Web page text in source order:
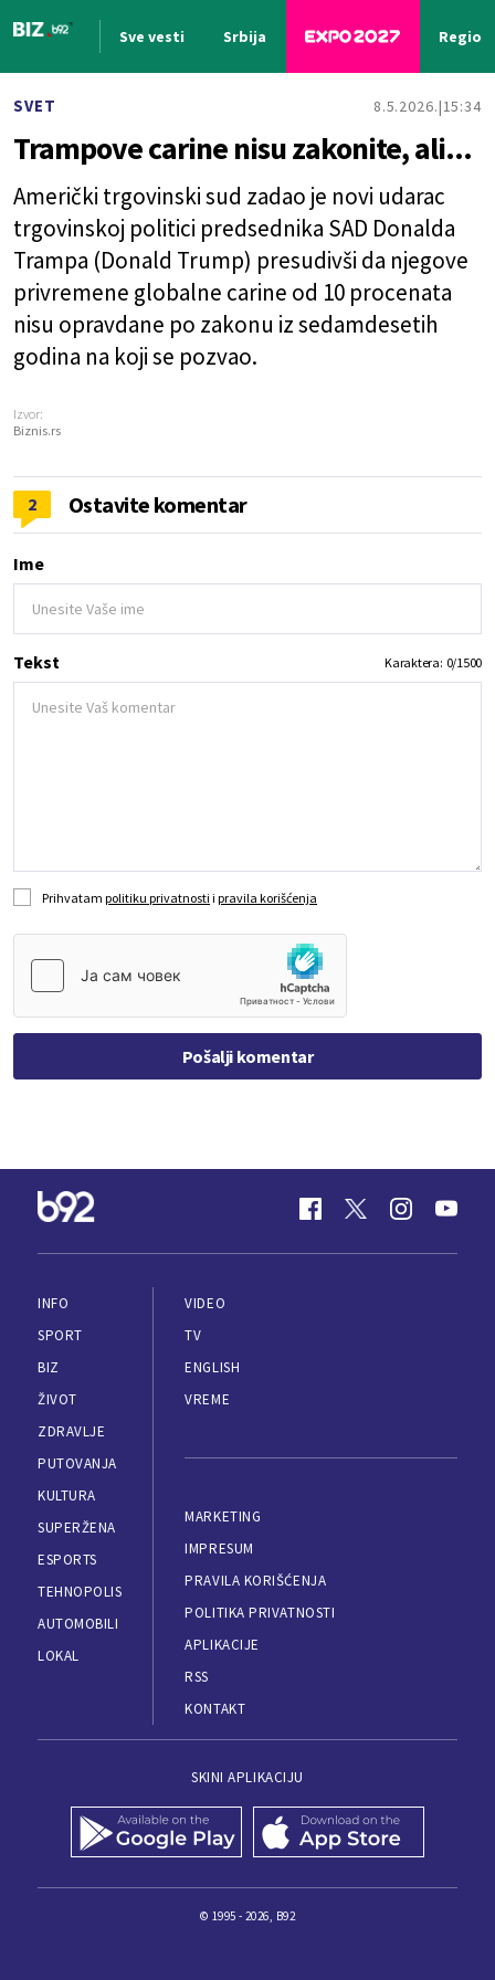
Sve vesti Srbija Region
SVET 8.5.2026. 15:34
Trampove carine nisu zakonite, ali...
Američki trgovinski sud zadao je novi udarac
trgovinskoj politici predsednika SAD Donalda
Trampa (Donald Trump) presudivši da njegove
privremene globalne carine od 10 procenata
nisu opravdane po zakonu iz sedamdesetih
godina na koji se pozvao.
Izvor:
Biznis.rs
2 Ostavite komentar
Ime
Tekst Karaktera: 0/1500
Prihvatam politiku privatnosti i pravila korišćenja
Pošalji komentar
INFO
SPORT
BIZ
ŽIVOT
ZDRAVLJE
PUTOVANJA
KULTURA
SUPERŽENA
ESPORTS
TEHNOPOLIS
AUTOMOBILI
LOKAL
VIDEO
TV
ENGLISH
VREME
MARKETING
IMPRESUM
PRAVILA KORIŠĆENJA
POLITIKA PRIVATNOSTI
APLIKACIJE
RSS
KONTAKT
SKINI APLIKACIJU
© 1995 - 2026, B92